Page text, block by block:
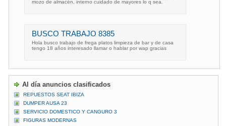
mozo de almacén, interno cuidado de mayores lo q sea.
BUSCO TRABAJO 8385
Hola busco trabajo de frega platos limpieza de bar y de casa
tengo 18 años interesado llamar o hablar por wap gracias
Al día anuncios clasificados
REPUESTOS SEAT IBIZA
DUMPER AUSA 23
SERVICIO DOMESTICO Y CANGURO 3
FIGURAS MODERNAS